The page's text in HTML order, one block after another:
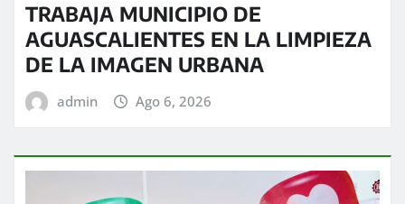
TRABAJA MUNICIPIO DE
AGUASCALIENTES EN LA LIMPIEZA
DE LA IMAGEN URBANA
admin Ago 6, 2026